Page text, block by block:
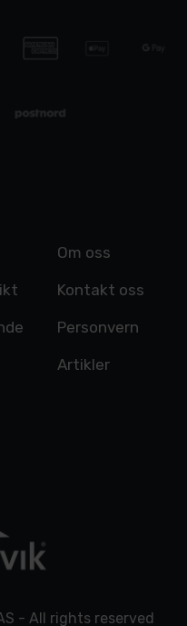
Om oss
Kontakt oss
Personvern
Artikler
- All rights reserved